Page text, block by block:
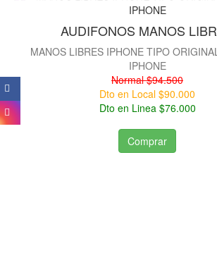
AUDIFONOS MANOS
MANOS LIBRES IPHONE TIPO
IPHONE
Normal $94.500
Dto en Local $90.000
Dto en Linea $76.000